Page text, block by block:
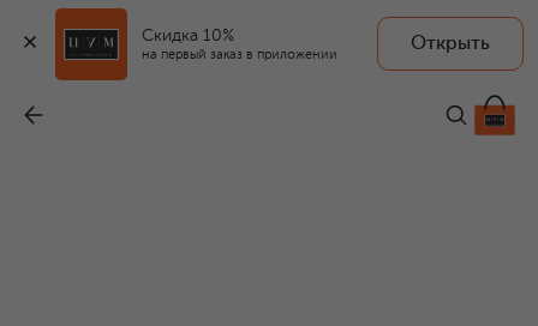
Скидка 10%
на первый заказ в приложении
Открыть